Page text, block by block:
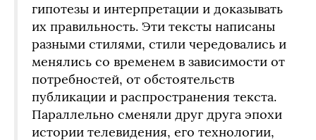
гипотезы и интерпретации и доказывать
их правильность. Эти тексты написаны
разными стилями, стили чередовались и
менялись со временем в зависимости от
потребностей, от обстоятельств
публикации и распространения текста.
Параллельно сменяли друг друга эпохи
истории телевидения, его технологии,